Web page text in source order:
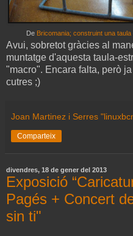
De Bricomania; construint una
Avui, sobretot gràcies al
muntatge d'aquesta taula-
"macro". Encara falta, però
cutres ;)
Joan Martinez i Serres
Comparteix
divendres, 18 de gener del 2013
Exposició
Pagés + Concert
sin ti"